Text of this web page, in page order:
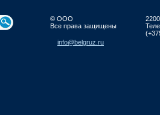
© ООО
Все права защищены
info@belgruz.ru